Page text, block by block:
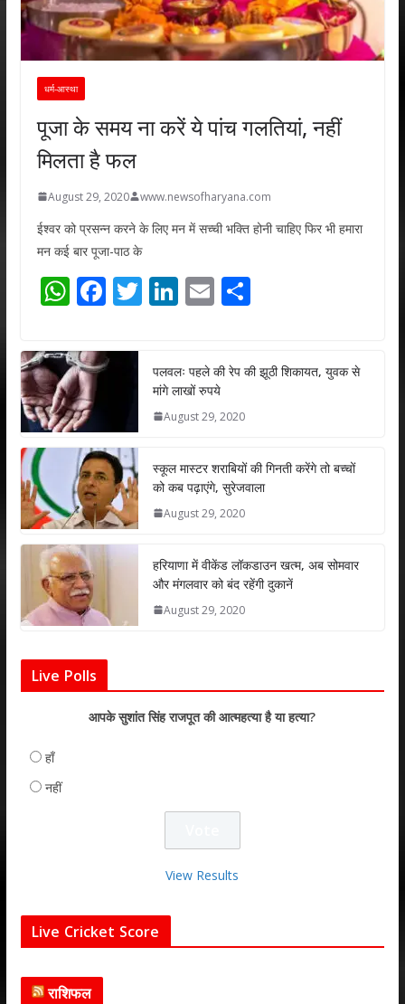
धर्म-आस्था
पूजा के समय ना करें ये पांच गलतियां, नहीं
मिलता है फल
August 29, 2020 www.newsofharyana.com
ईश्वर को प्रसन्न करने के लिए मन में सच्ची भक्ति होनी चाहिए फिर भी हमारा
मन कई बार पूजा-पाठ के
W
at
s
A
p
p
F
e
b
o
k
T
er
Li
e
dI
n
E
l
S
e
पलवलः पहले की रेप की झूठी शिकायत, युवक से
मांगे लाखों रुपये
August 29, 2020
स्कूल मास्टर शराबियों की गिनती करेंगे तो बच्चों
को कब पढ़ाएंगे, सुरेजवाला
August 29, 2020
हरियाणा में वीकेंड लॉकडाउन खत्म, अब सोमवार
और मंगलवार को बंद रहेंगी दुकानें
August 29, 2020
Live Polls
आपके सुशांत सिंह राजपूत की आत्महत्या है या हत्या?
हाँ
नहीं
View Results
Live Cricket Score
राशिफल